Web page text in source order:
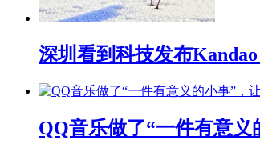
深圳看到科技发布
QQ音乐做了“一件有意